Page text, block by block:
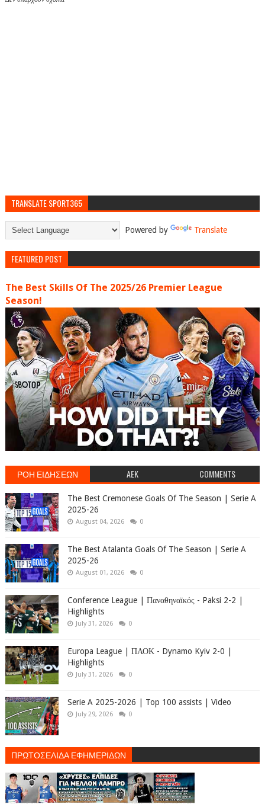
TRANSLATE SPORT365
Powered by Translate
FEATURED POST
The Best Skills Of The 2025/26 Premier League
Season!
ΡΟΗ ΕΙΔΗΣΕΩΝ AEK COMMENTS
The Best Cremonese Goals Of The Season | Serie A
2025-26
August 04, 2026 0
The Best Atalanta Goals Of The Season | Serie A
2025-26
August 01, 2026 0
Conference League | Παναθηναϊκός - Paksi 2-2 |
Highlights
July 31, 2026 0
Europa League | ΠΑΟΚ - Dynamo Kyiv 2-0 |
Highlights
July 31, 2026 0
Serie A 2025-2026 | Top 100 assists | Video
July 29, 2026 0
ΠΡΩΤΟΣΕΛΙΔΑ ΕΦΗΜΕΡΙΔΩΝ